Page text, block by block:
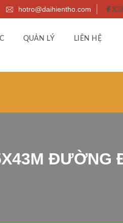
hotro@daihientho.com
QUẢN LÝ LIÊN HỆ
ĐƯỜNG